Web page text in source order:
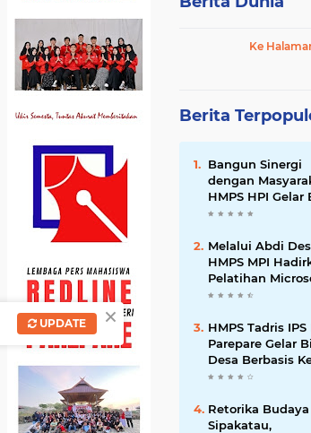
Ke
Berita
Bangun Sinergi
dengan
HMPS HPI Gelar
Desa di Pulau
Melalui Abdi
HMPS MPI
Pelatihan
Office
HMPS Tadris IPS
Parepare Gelar
Desa Berbasis
Lokal
Retorika Budaya
Sipakatau,
×
UPDATE